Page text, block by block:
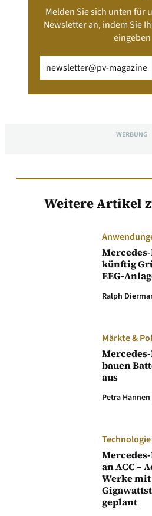
Melden Sie sich unten für
Newsletter an, indem Sie
eingeben
(erforderlich)
WERBUNG
Weitere Artikel
künftig
EEG-
Ralph
Märkte &
bauen
aus
Petra Hannen
an ACC –
Werke mit
geplant